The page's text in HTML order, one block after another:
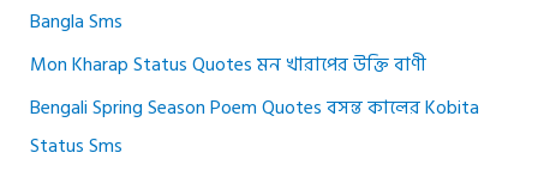
Bangla Sms
Mon Kharap Status Quotes মন খারাপের উক্তি বাণী
Bengali Spring Season Poem Quotes বসন্ত কালের Kobita
Status Sms